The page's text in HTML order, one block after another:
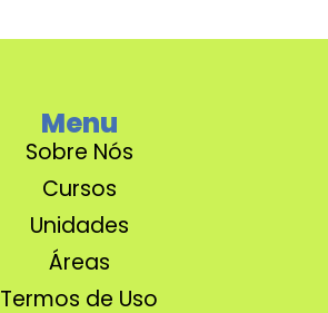
Menu
Sobre Nós
Cursos
Unidades
Áreas
Termos de Uso